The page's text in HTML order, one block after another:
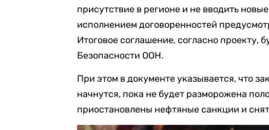
присутствие в регионе и не вводить
исполнением договоренностей
Итоговое соглашение, согласно проекту,
Безопасности ООН.
При этом в документе указывается, что
начнутся, пока не будет разморожена
приостановлены нефтяные санкции и